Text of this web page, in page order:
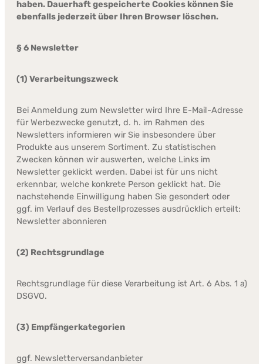
haben. Dauerhaft gespeicherte Cookies können Sie
ebenfalls jederzeit über Ihren Browser löschen.
§ 6 Newsletter
(1) Verarbeitungszweck
Bei Anmeldung zum Newsletter wird Ihre E-Mail-Adresse
für Werbezwecke genutzt, d. h. im Rahmen des
Newsletters informieren wir Sie insbesondere über
Produkte aus unserem Sortiment. Zu statistischen
Zwecken können wir auswerten, welche Links im
Newsletter geklickt werden. Dabei ist für uns nicht
erkennbar, welche konkrete Person geklickt hat. Die
nachstehende Einwilligung haben Sie gesondert oder
ggf. im Verlauf des Bestellprozesses ausdrücklich erteilt:
Newsletter abonnieren
(2) Rechtsgrundlage
Rechtsgrundlage für diese Verarbeitung ist Art. 6 Abs. 1 a)
DSGVO.
(3) Empfängerkategorien
ggf. Newsletterversandanbieter